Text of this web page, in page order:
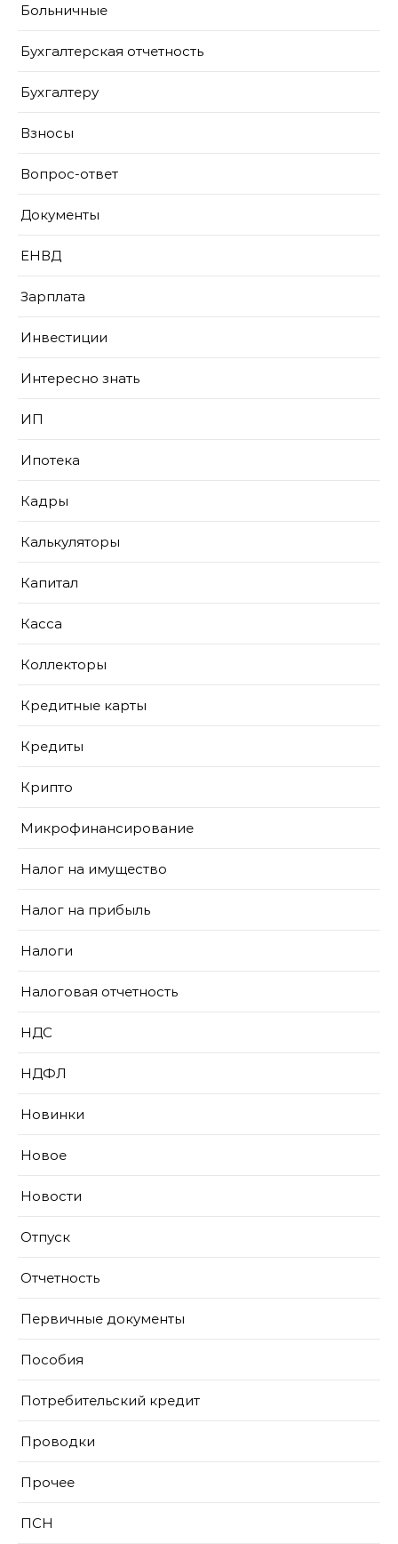
Больничные
Бухгалтерская отчетность
Бухгалтеру
Взносы
Вопрос-ответ
Документы
ЕНВД
Зарплата
Инвестиции
Интересно знать
ИП
Ипотека
Кадры
Калькуляторы
Капитал
Касса
Коллекторы
Кредитные карты
Кредиты
Крипто
Микрофинансирование
Налог на имущество
Налог на прибыль
Налоги
Налоговая отчетность
НДС
НДФЛ
Новинки
Новое
Новости
Отпуск
Отчетность
Первичные документы
Пособия
Потребительский кредит
Проводки
Прочее
ПСН